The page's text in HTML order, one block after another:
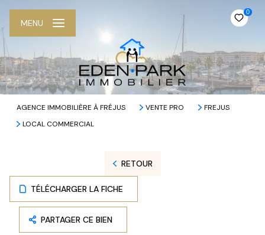
0
MENU
AGENCE IMMOBILIÈRE À FRÉJUS VENTE PRO
FREJUS
LOCAL COMMERCIAL
RETOUR
TÉLÉCHARGER LA FICHE
PARTAGER CE BIEN